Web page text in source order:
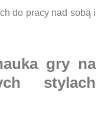
do pracy nad sobą i
gry na
stylach